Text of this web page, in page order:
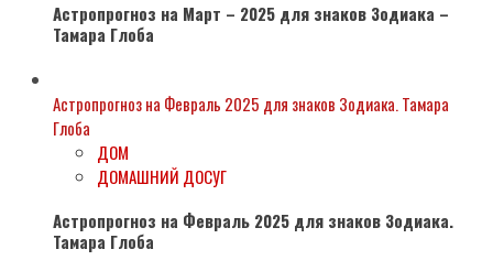
Астропрогноз на Март – 2025 для знаков Зодиака –
Тамара Глоба
Астропрогноз на Февраль 2025 для знаков Зодиака. Тамара
Глоба
ДОМ
ДОМАШНИЙ ДОСУГ
Астропрогноз на Февраль 2025 для знаков Зодиака.
Тамара Глоба